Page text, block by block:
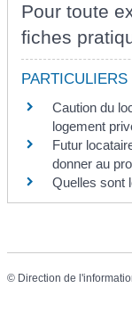
Pour toute
fiches
PARTICULIERS
Caution du
logement
Futur
donner au
Quelles sont
© Direction de